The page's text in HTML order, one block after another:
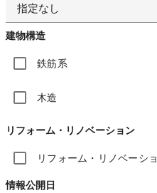
指定なし
建物構造
鉄筋系
木造
リフォーム・リノベーション
リフォーム・リノベーシ
情報公開日